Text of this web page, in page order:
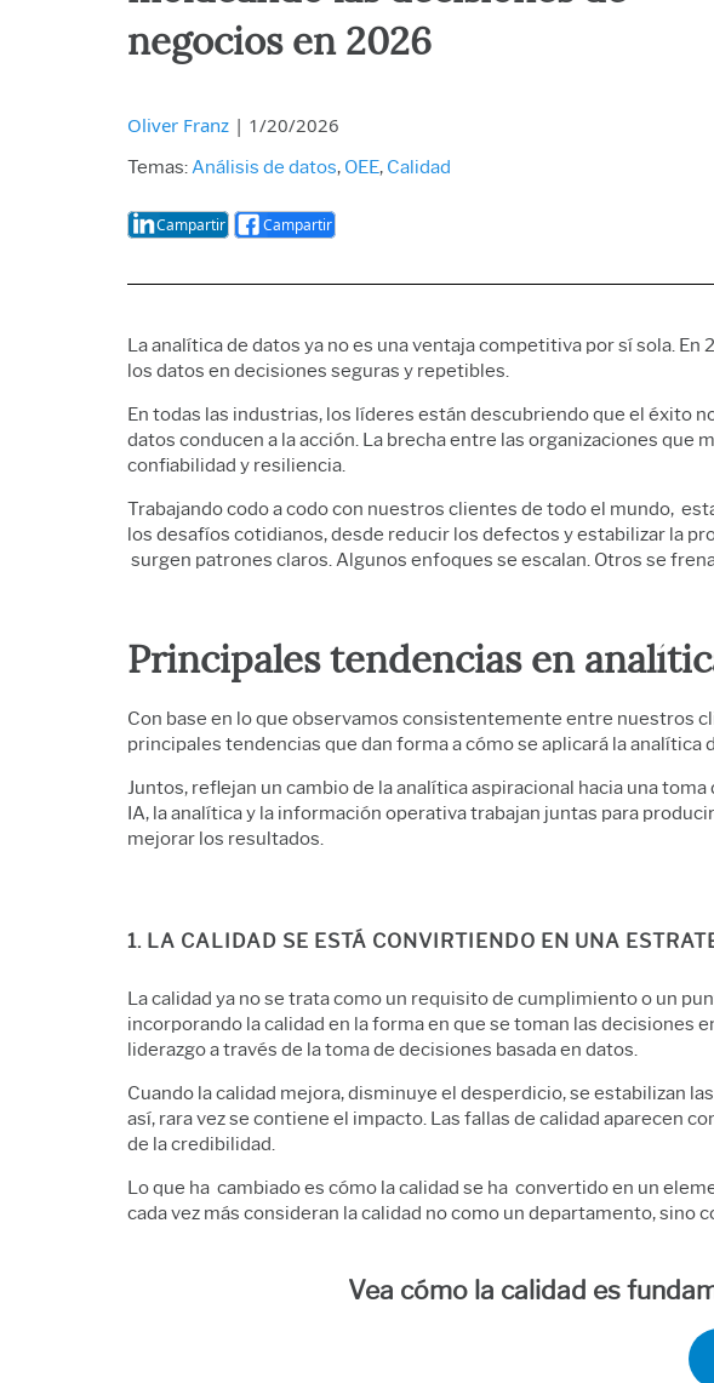
negocios en 2026
Oliver Franz | 1/20/2026
Temas: Análisis de datos, OEE, Calidad
Campartir Campartir
La analítica de datos ya no es una ventaja competitiva por sí sola.
los datos en decisiones seguras y repetibles.
En todas las industrias, los líderes están descubriendo que el éxito
datos conducen a la acción. La brecha entre las organizaciones
confiabilidad y resiliencia.
Trabajando codo a codo con nuestros clientes de todo el mundo,
los desafíos cotidianos, desde reducir los defectos y estabilizar la
surgen patrones claros. Algunos enfoques se escalan. Otros se
Principales tendencias en
Con base en lo que observamos consistentemente entre nuestros
principales tendencias que dan forma a cómo se aplicará la analítica
Juntos, reflejan un cambio de la analítica aspiracional hacia una
IA, la analítica y la información operativa trabajan juntas para
mejorar los resultados.
1. LA CALIDAD SE ESTÁ CONVIRTIENDO EN UNA
La calidad ya no se trata como un requisito de cumplimiento o un
incorporando la calidad en la forma en que se toman las decisiones
liderazgo a través de la toma de decisiones basada en datos.
Cuando la calidad mejora, disminuye el desperdicio, se estabilizan
así, rara vez se contiene el impacto. Las fallas de calidad aparecen
de la credibilidad.
Lo que ha cambiado es cómo la calidad se ha convertido en un
cada vez más consideran la calidad no como un departamento,
Vea cómo la calidad es